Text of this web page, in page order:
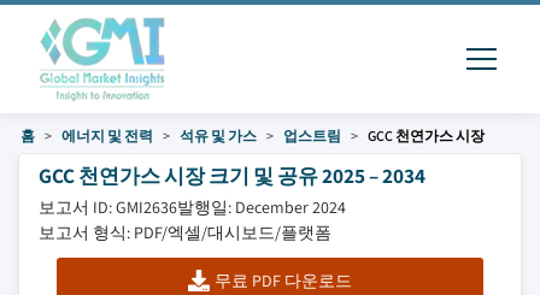
홈 에너지 및 전력 석유 및 가스 업스트림 GCC 천연가스 시장
GCC 천연가스 시장 크기 및 공유 2025 – 2034
보고서 ID: GMI2636발행일: December 2024
보고서 형식: PDF/엑셀/대시보드/플랫폼
무료 PDF 다운로드